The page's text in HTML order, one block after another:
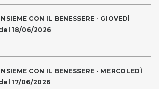
CON IL BENESSERE - GIOVEDÌ
18/06/2026
CON IL BENESSERE - MERCOLEDÌ
17/06/2026